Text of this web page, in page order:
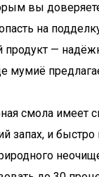
вы
на
продукт —
мумиё
смола имеет
запах, и быстро